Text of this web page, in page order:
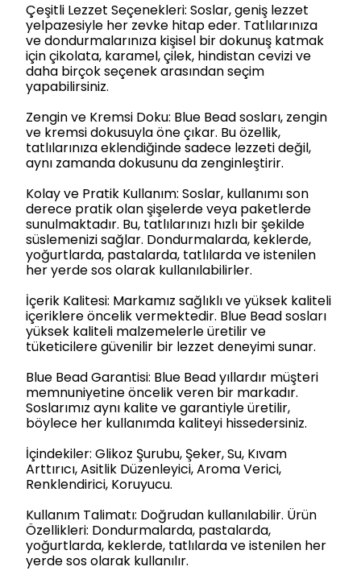
Çeşitli Lezzet Seçenekleri: Soslar, geniş lezzet
yelpazesiyle her zevke hitap eder. Tatlılarınıza
ve dondurmalarınıza kişisel bir dokunuş katmak
için çikolata, karamel, çilek, hindistan cevizi ve
daha birçok seçenek arasından seçim
yapabilirsiniz.
Zengin ve Kremsi Doku: Blue Bead sosları, zengin
ve kremsi dokusuyla öne çıkar. Bu özellik,
tatlılarınıza eklendiğinde sadece lezzeti değil,
aynı zamanda dokusunu da zenginleştirir.
Kolay ve Pratik Kullanım: Soslar, kullanımı son
derece pratik olan şişelerde veya paketlerde
sunulmaktadır. Bu, tatlılarınızı hızlı bir şekilde
süslemenizi sağlar. Dondurmalarda, keklerde,
yoğurtlarda, pastalarda, tatlılarda ve istenilen
her yerde sos olarak kullanılabilirler.
İçerik Kalitesi: Markamız sağlıklı ve yüksek kaliteli
içeriklere öncelik vermektedir. Blue Bead sosları
yüksek kaliteli malzemelerle üretilir ve
tüketicilere güvenilir bir lezzet deneyimi sunar.
Blue Bead Garantisi: Blue Bead yıllardır müşteri
memnuniyetine öncelik veren bir markadır.
Soslarımız aynı kalite ve garantiyle üretilir,
böylece her kullanımda kaliteyi hissedersiniz.
İçindekiler: Glikoz Şurubu, Şeker, Su, Kıvam
Arttırıcı, Asitlik Düzenleyici, Aroma Verici,
Renklendirici, Koruyucu.
Kullanım Talimatı: Doğrudan kullanılabilir. Ürün
Özellikleri: Dondurmalarda, pastalarda,
yoğurtlarda, keklerde, tatlılarda ve istenilen her
yerde sos olarak kullanılır.